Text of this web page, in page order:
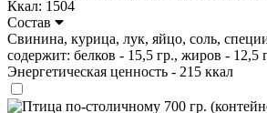
Ккал: 1504
Состав
Свинина, курица, лук, яйцо, соль,
содержит: белков - 15,5 гр., жиров - 12,5
Энергетическая ценность - 215 ккал